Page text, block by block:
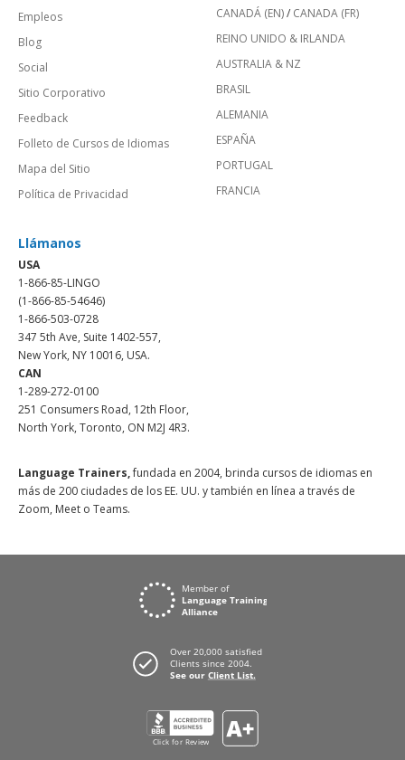
Empleos
Blog
Social
Sitio Corporativo
Feedback
Folleto de Cursos de Idiomas
Mapa del Sitio
Política de Privacidad
CANADÁ (EN)/ CANADA (FR)
REINO UNIDO & IRLANDA
AUSTRALIA & NZ
BRASIL
ALEMANIA
ESPAÑA
PORTUGAL
FRANCIA
Llámanos
USA
1-866-85-LINGO
(1-866-85-54646)
1-866-503-0728
347 5th Ave, Suite 1402-557,
New York, NY 10016, USA.
CAN
1-289-272-0100
251 Consumers Road, 12th Floor,
North York, Toronto, ON M2J 4R3.
Language Trainers,fundada en 2004, brinda cursos de idiomas en
más de 200 ciudades de los EE. UU. y también en línea a través de
Zoom, Meet o Teams.